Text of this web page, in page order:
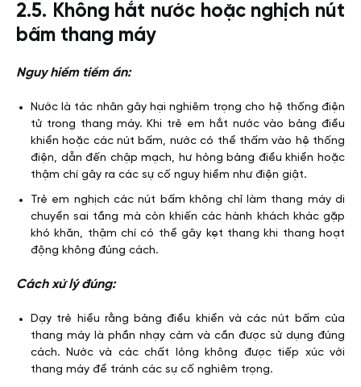
2.5. Không hắt nước hoặc nghịch nút
bấm thang máy
Nguy hiểm tiềm ẩn:
Nước là tác nhân gây hại nghiêm trọng cho hệ thống điện
tử trong thang máy. Khi trẻ em hắt nước vào bảng điều
khiển hoặc các nút bấm, nước có thể thấm vào hệ thống
điện, dẫn đến chập mạch, hư hỏng bảng điều khiển hoặc
thậm chí gây ra các sự cố nguy hiểm như điện giật.
Trẻ em nghịch các nút bấm không chỉ làm thang máy di
chuyển sai tầng mà còn khiến các hành khách khác gặp
khó khăn, thậm chí có thể gây kẹt thang khi thang hoạt
động không đúng cách.
Cách xử lý đúng:
Dạy trẻ hiểu rằng bảng điều khiển và các nút bấm của
thang máy là phần nhạy cảm và cần được sử dụng đúng
cách. Nước và các chất lỏng không được tiếp xúc với
thang máy để tránh các sự cố nghiêm trọng.